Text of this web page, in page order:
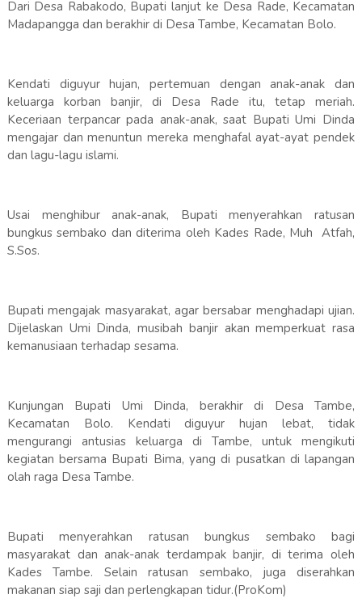
Dari Desa Rabakodo, Bupati lanjut ke Desa Rade, Kecamatan
Madapangga dan berakhir di Desa Tambe, Kecamatan Bolo.
Kendati diguyur hujan, pertemuan dengan anak-anak dan
keluarga korban banjir, di Desa Rade itu, tetap meriah.
Keceriaan terpancar pada anak-anak, saat Bupati Umi Dinda
mengajar dan menuntun mereka menghafal ayat-ayat pendek
dan lagu-lagu islami.
Usai menghibur anak-anak, Bupati menyerahkan ratusan
bungkus sembako dan diterima oleh Kades Rade, Muh Atfah,
S.Sos.
Bupati mengajak masyarakat, agar bersabar menghadapi ujian.
Dijelaskan Umi Dinda, musibah banjir akan memperkuat rasa
kemanusiaan terhadap sesama.
Kunjungan Bupati Umi Dinda, berakhir di Desa Tambe,
Kecamatan Bolo. Kendati diguyur hujan lebat, tidak
mengurangi antusias keluarga di Tambe, untuk mengikuti
kegiatan bersama Bupati Bima, yang di pusatkan di lapangan
olah raga Desa Tambe.
Bupati menyerahkan ratusan bungkus sembako bagi
masyarakat dan anak-anak terdampak banjir, di terima oleh
Kades Tambe. Selain ratusan sembako, juga diserahkan
makanan siap saji dan perlengkapan tidur.(ProKom)